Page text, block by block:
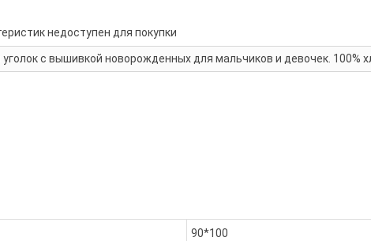
недоступен для покупки
с вышивкой новорожденных для мальчиков и девочек. 100%
90*100